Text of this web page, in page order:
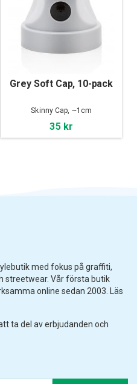
Grey Soft Cap, 10-pack
Skinny Cap, ~1cm
35 kr
med fokus på graffiti,
streetwear. Vår första butik
online sedan 2003. Läs
ta del av erbjudanden och